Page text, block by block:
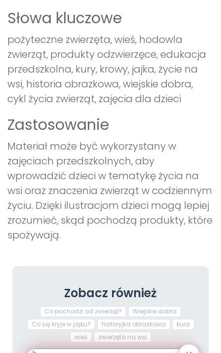
Słowa kluczowe
pożyteczne zwierzęta, wieś, hodowla
zwierząt, produkty odzwierzęce, edukacja
przedszkolna, kury, krowy, jajka, życie na
wsi, historia obrazkowa, wiejskie dobra,
cykl życia zwierząt, zajęcia dla dzieci
Zastosowanie
Materiał może być wykorzystany w
zajęciach przedszkolnych, aby
wprowadzić dzieci w tematykę życia na
wsi oraz znaczenia zwierząt w codziennym
życiu. Dzięki ilustracjom dzieci mogą lepiej
zrozumieć, skąd pochodzą produkty, które
spożywają.
Zobacz również
Co pochodzi od zwierząt?
Wiejskie dobra
Co się kryje w jajku?
historyjka obrazkowa
kura
wieś
zwierzęta na wsi